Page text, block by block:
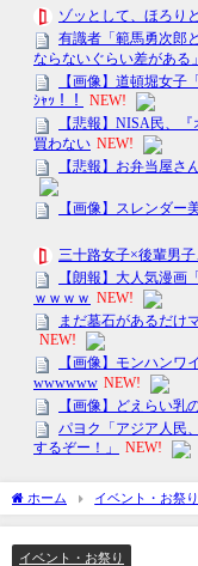
ホーム イベント・お祭り
マ展示も！1/1日～
イベント・お祭り